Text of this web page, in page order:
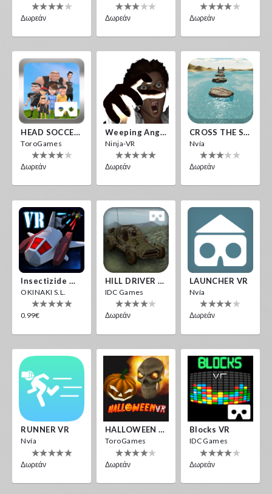
Δωρεάν Δωρεάν Δωρεάν
HEAD SOCCER VR
ToroGames
Δωρεάν
Weeping Angels VR
Ninja-VR
Δωρεάν
CROSS THE SEA
Nvía
Δωρεάν
Insectizide Wars VR
OKINAKI S.L.
0.99€
HILL DRIVER VR
IDC Games
Δωρεάν
LAUNCHER VR
Nvía
Δωρεάν
RUNNER VR
Nvía
Δωρεάν
HALLOWEEN VR
ToroGames
Δωρεάν
Blocks VR
IDC Games
Δωρεάν